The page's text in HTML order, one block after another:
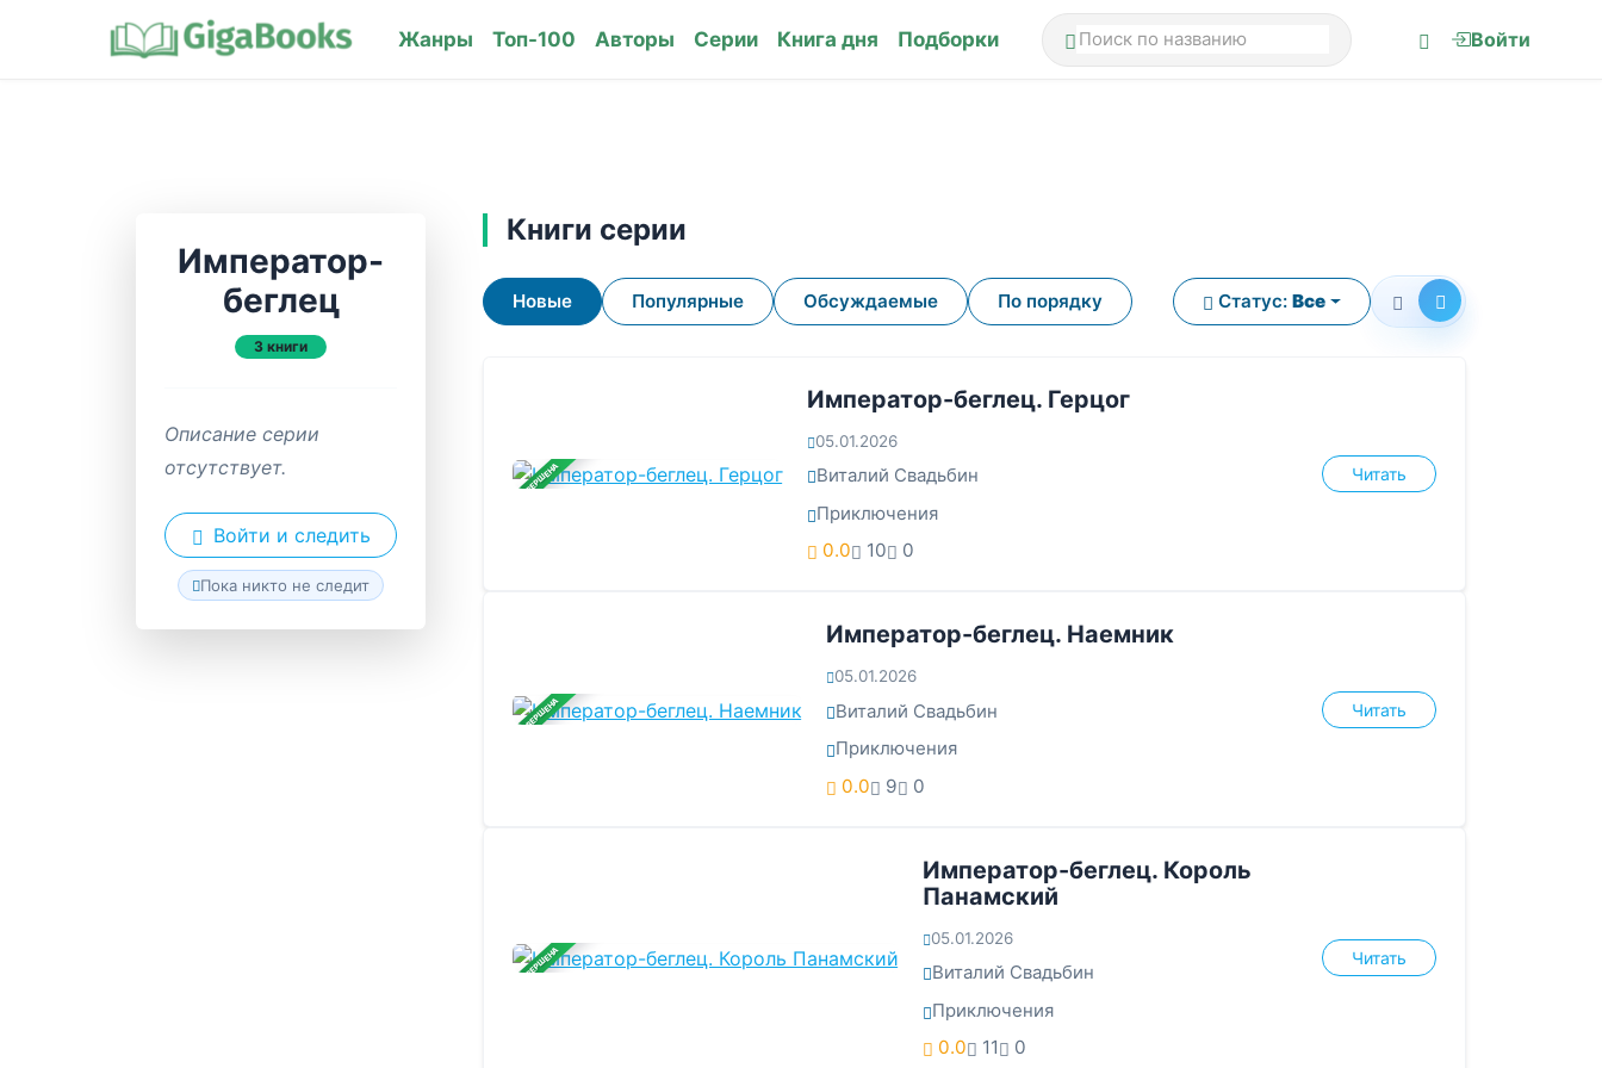
Жанры Топ-100 Авторы Серии Книга дня Подборки Войти
Император-
беглец
3 книги
Описание серии
отсутствует.
Войти и следить
Пока никто не следит
Книги серии
Новые Популярные Обсуждаемые По порядку Статус: Все
ЗАВЕРШЕНА
Император-беглец. Герцог
05.01.2026
Виталий Свадьбин
Приключения
0.0
10 0
Читать
ЗАВЕРШЕНА
Император-беглец. Наемник
05.01.2026
Виталий Свадьбин
Приключения
0.0
9 0
Читать
ЗАВЕРШЕНА
Император-беглец. Король
Панамский
05.01.2026
Виталий Свадьбин
Приключения
0.0
11 0
Читать